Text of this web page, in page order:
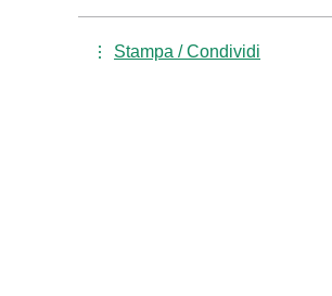
Stampa / Condividi